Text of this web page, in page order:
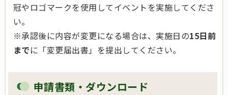
冠やロゴマークを使用してイベントを実施してくださ
い。
※承認後に内容が変更になる場合は、実施日の15日前
までに「変更届出書」を提出してください。
申請書類・ダウンロード